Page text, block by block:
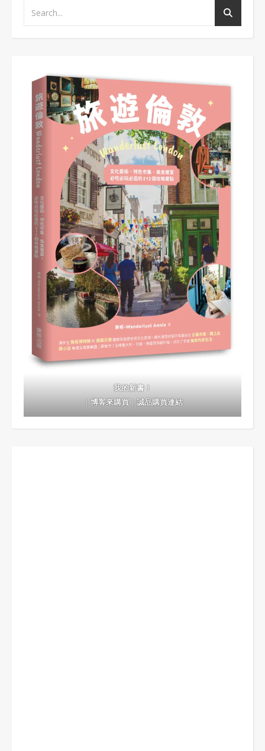
我的新書！
｜博客來購買｜誠品購買連結